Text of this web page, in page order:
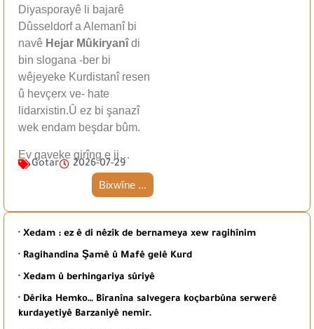
Diyasporayê li bajarê
Dûsseldorf a Alemanî bi
navê Hejar Mûkiryanîdi
bin slogana -ber bi
wêjeyeke Kurdistanî resen
û hevçerx ve- hate
lidarxistin.Û ez bi şanazî
wek endam beşdar bûm.
Ev gaveke girîng e ji…
Gotar 2026-07-29
Bixwîne ...
· Xedam : ez ê di nêzîk de bernameya xew ragihînim
· Ragihandina Şamê û Mafê gelê Kurd
· Xedam û berhingariya sûriyê
· Dêrika Hemko… Bîranîna salvegera koçbarbûna serwerê
kurdayetiyê Barzaniyê nemir.